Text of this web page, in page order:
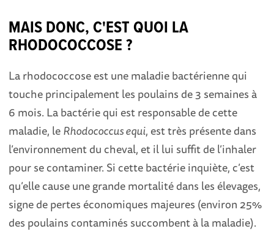
MAIS DONC, C'EST QUOI LA
RHODOCOCCOSE ?
La rhodococcose est une maladie bactérienne qui
touche principalement les poulains de 3 semaines à
6 mois. La bactérie qui est responsable de cette
maladie, leRhodococcus equi, est très présente dans
l’environnement du cheval, et il lui suffit de l’inhaler
pour se contaminer. Si cette bactérie inquiète, c’est
qu’elle cause une grande mortalité dans les élevages,
signe de pertes économiques majeures (environ 25%
des poulains contaminés succombent à la maladie).